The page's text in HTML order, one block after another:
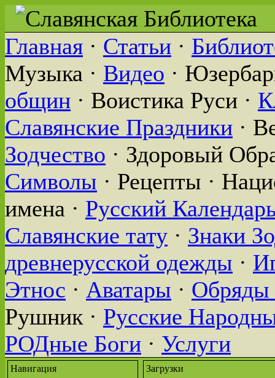
Главная · Статьи ·
Музыка · Видео ·
общин · Воистика Руси ·
Славянские Праздники ·
Зодчество · Здоровый
Символы · Рецепты ·
имена · Русский
Славянские тату · Знаки
древнерусской одежды ·
Этнос · Аватары · Обряды
Рушник · Русские
РОДные Боги · Услуги
Навигация
Загрузки